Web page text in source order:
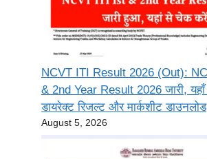
NCVT ITI Result 2026 (Out):
& 2nd Year Result 2026 जारी,
डायरेक्ट रिजल्ट और मार्कशीट डाउनलोड
August 5, 2026